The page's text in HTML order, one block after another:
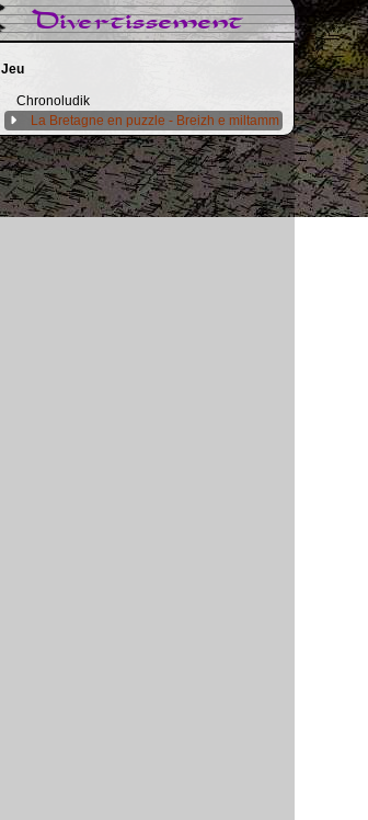
Divertissement
Jeu
Chronoludik
La Bretagne en puzzle - Breizh e miltamm